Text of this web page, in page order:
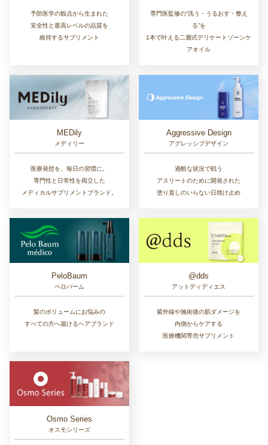
予防医学の観点から生まれた
安全性と最高レベルの品質を
維持するサプリメント
専門医監修の“洗う・うるおす・整え
る”を
1本で叶える二層式デリケートゾーンケ
アオイル
MEDily
メディリー
医療発想を、毎日の習慣に。
専門性と日常性を両立した
メディカルサプリメントブランド。
Aggressive Design
アグレッシブデザイン
過酷な状況で戦う
アスリートのために開発された
塗り直しのいらない日焼け止め
PeloBaum
ペロバーム
髪のボリュームにお悩みの
すべての方へ届けるヘアブランド
@dds
アットディディエス
紫外線や施術後の肌ダメージを
内側からケアする
医療機関専売サプリメント
Osmo Series
オスモシリーズ